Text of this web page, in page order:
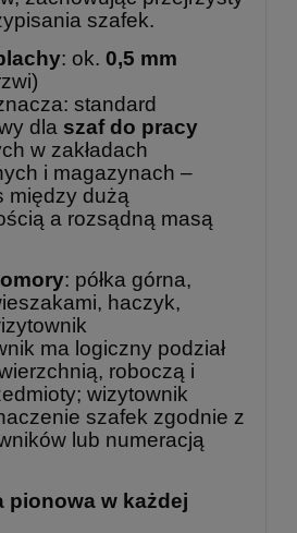
szafek.
: ok. 0,5 mm
standard
dla szaf do pracy
w zakładach
i magazynach –
między dużą
a rozsądną masą
: półka górna,
haczyk,
ma logiczny podział
roboczą i
wizytownik
szafek zgodnie z
lub numeracją
pionowa w każdej